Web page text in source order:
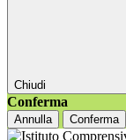
Chiudi
Conferma
Annulla Conferma